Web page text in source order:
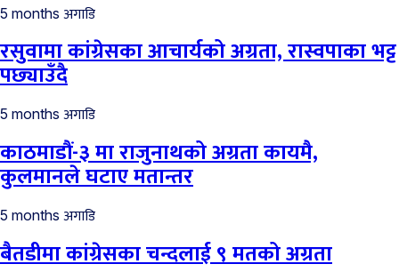
5 months अगाडि
रसुवामा कांग्रेसका आचार्यको अग्रता, रास्वपाका भट्ट
पछ्याउँदै
5 months अगाडि
काठमाडौं-३ मा राजुनाथको अग्रता कायमै,
कुलमानले घटाए मतान्तर
5 months अगाडि
बैतडीमा कांग्रेसका चन्दलाई ९ मतको अग्रता